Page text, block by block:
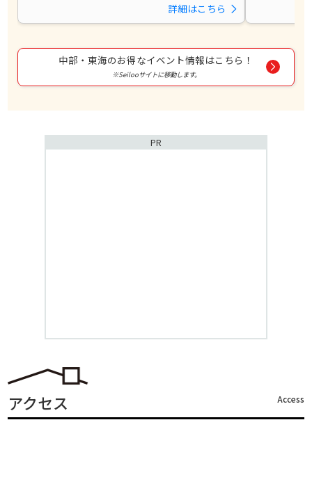
詳細はこちら
中部・東海のお得なイベント情報はこちら！
※Seilooサイトに移動します。
PR
アクセス Access